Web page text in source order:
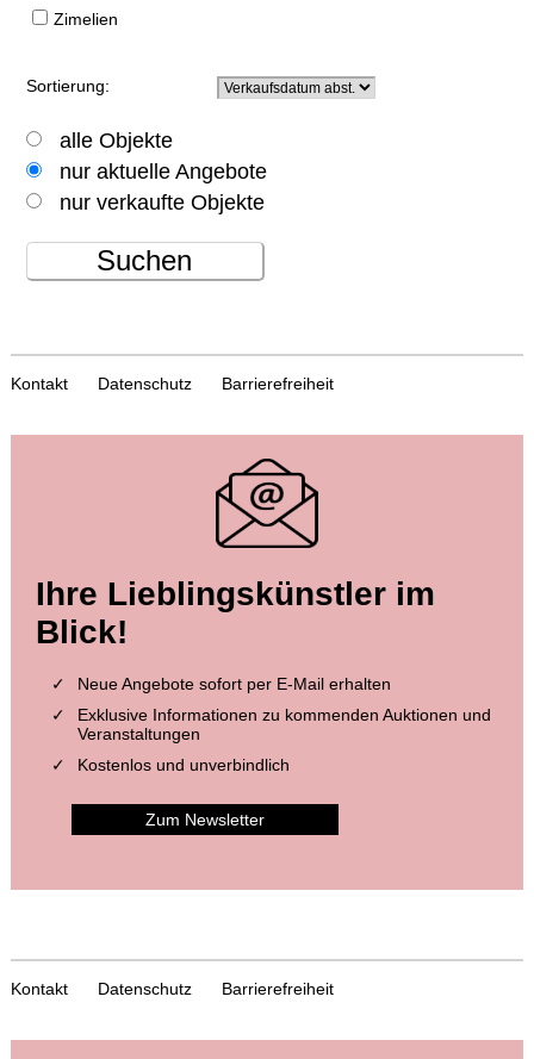
Zimelien
Sortierung:
alle Objekte
nur aktuelle Angebote
nur verkaufte Objekte
Suchen
Kontakt Datenschutz Barrierefreiheit
Ihre Lieblingskünstler im
Blick!
Neue Angebote sofort per E-Mail erhalten
Exklusive Informationen zu kommenden Auktionen und
Veranstaltungen
Kostenlos und unverbindlich
Zum Newsletter
Kontakt Datenschutz Barrierefreiheit